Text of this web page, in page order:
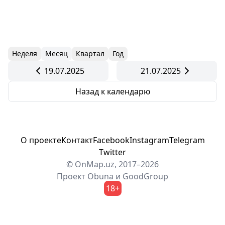
Неделя Месяц Квартал Год
19.07.2025
21.07.2025
Назад к календарю
О проектеКонтактFacebookInstagramTelegram
Twitter
© OnMap.uz, 2017–2026
Проект Obuna и GoodGroup
18+